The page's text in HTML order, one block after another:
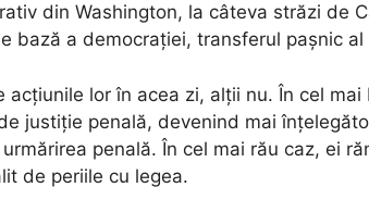
din Washington, la câteva străzi de
bază a democrației, transferul pașnic al
lor în acea zi, alții nu. În cel mai
justiție penală, devenind mai
penală. În cel mai rău caz, ei
de periile cu legea.